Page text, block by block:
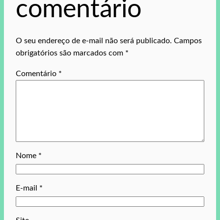
comentário
O seu endereço de e-mail não será publicado. Campos
obrigatórios são marcados com *
Comentário *
Nome *
E-mail *